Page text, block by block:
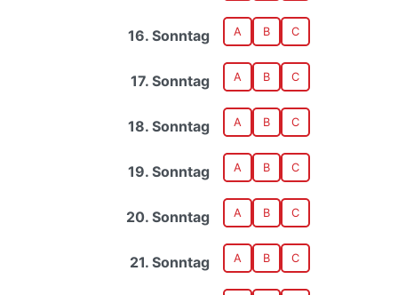
16. Sonntag A B C
17. Sonntag A B C
18. Sonntag A B C
19. Sonntag A B C
20. Sonntag A B C
21. Sonntag A B C